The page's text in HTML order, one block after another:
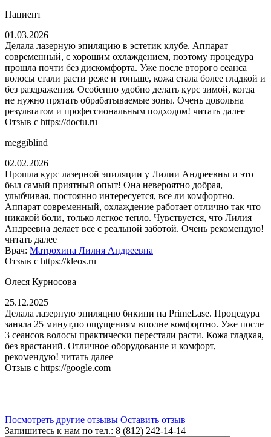
Пациент
01.03.2026
Делала лазерную эпиляцию в эстетик клубе. Аппарат
современный, с хорошим охлаждением, поэтому процедура
прошла почти без дискомфорта. Уже после второго сеанса
волосы стали расти реже и тоньше, кожа стала более гладкой и
без раздражения. Особенно удобно делать курс зимой, когда
не нужно прятать обрабатываемые зоны. Очень довольна
результатом и профессиональным подходом! читать далее
Отзыв с https://doctu.ru
meggiblind
02.02.2026
Прошла курс лазерной эпиляции у Лилии Андреевны и это
был самый приятный опыт! Она невероятно добрая,
улыбчивая, постоянно интересуется, все ли комфортно.
Аппарат современный, охлаждение работает отлично так что
никакой боли, только легкое тепло. Чувствуется, что Лилия
Андреевна делает все с реальной заботой. Очень рекомендую!
читать далее
Врач: Матрохина Лилия Андреевна
Отзыв с https://kleos.ru
Олеся Курносова
25.12.2025
Делала лазерную эпиляцию бикини на PrimeLase. Процедура
заняла 25 минут,по ощущениям вполне комфортно. Уже после
3 сеансов волосы практически перестали расти. Кожа гладкая,
без врастаний. Отличное оборудование и комфорт,
рекомендую! читать далее
Отзыв с https://google.com
Посмотреть другие отзывы Оставить отзыв
Запишитесь к нам по тел.: 8 (812) 242-14-14